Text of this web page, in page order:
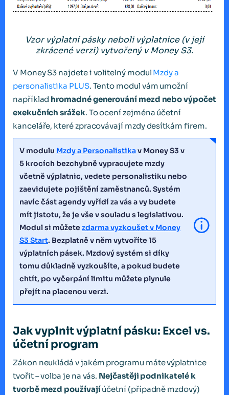
Vzor výplatní pásky neboli výplatnice (v její
zkrácené verzi) vytvořený v Money S3.
V Money S3 najdete i volitelný modul Mzdy a
personalistika PLUS. Tento modul vám umožní
například hromadné generování mezd nebo výpočet
exekučních srážek. To ocení zejména účetní
kanceláře, které zpracovávají mzdy desítkám firem.
V modulu Mzdy a Personalistikav Money S3 v
5 krocích bezchybně vypracujete mzdy
včetně výplatnic, vedete personalistiku nebo
zaevidujete pojištění zaměstnanců. Systém
navíc část agendy vyřídí za vás a vy budete
mít jistotu, že je vše v souladu s legislativou.
Modul si můžete zdarma vyzkoušet v Money
S3 Start. Bezplatně v něm vytvoříte 15
výplatních pásek. Mzdový systém si díky
tomu důkladně vyzkoušíte, a pokud budete
chtít, po vyčerpání limitu můžete plynule
přejít na placenou verzi.
Jak vyplnit výplatní pásku: Excel vs.
účetní program
Zákon neukládá v jakém programu máte výplatnice
tvořit – volba je na vás. Nejčastěji podnikatelé k
tvorbě mezd používajíúčetní (případně mzdový)